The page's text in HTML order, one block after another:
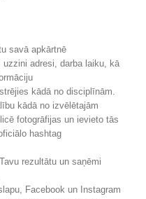
savā apkārtnē
adresi, darba laiku, kā
kādā no disciplīnām.
kādā no izvēlētajām
fotogrāfijas un ievieto tās
hashtag
rezultātu un saņēmi
Facebook un Instagram